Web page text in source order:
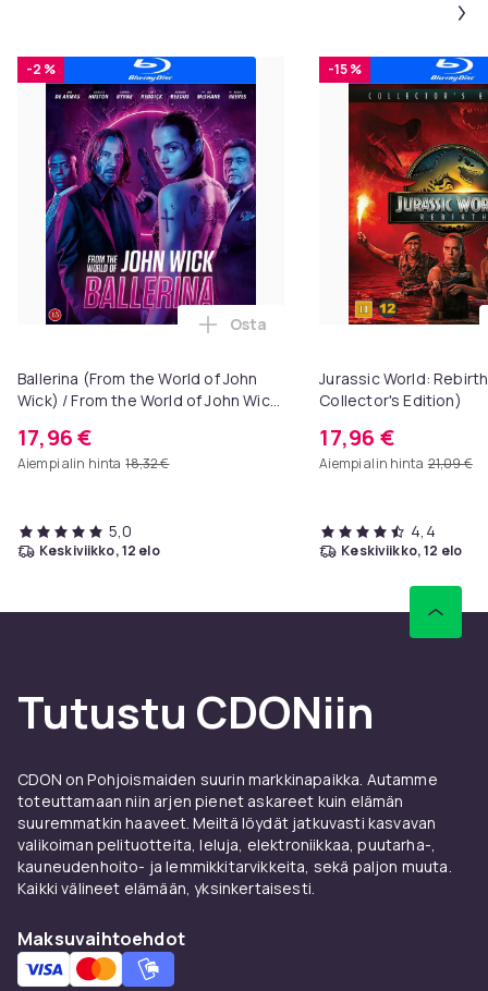
-2 %
Ballerina (From the World of John
Wick) / From the World of John Wick:
17,96 €
Aiempi alin hinta 18,32 €
Lisää Ballerina (From the
Osta
5,0
keskiviikko, 12 elo
-15 %
Jurassic World:
Collector's Edition)
17,96 €
Aiempi alin hinta 21,09 €
4,4
keskiviikko, 12 elo
Tutustu CDONiin
CDON on Pohjoismaiden suurin markkinapaikka. Autamme
toteuttamaan niin arjen pienet askareet kuin elämän
suuremmatkin haaveet. Meiltä löydät jatkuvasti kasvavan
valikoiman pelituotteita, leluja, elektroniikkaa, puutarha-,
kauneudenhoito- ja lemmikkitarvikkeita, sekä paljon muuta.
Kaikki välineet elämään, yksinkertaisesti.
Maksuvaihtoehdot